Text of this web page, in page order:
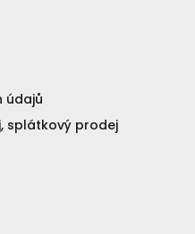
údajů
splátkový prodej